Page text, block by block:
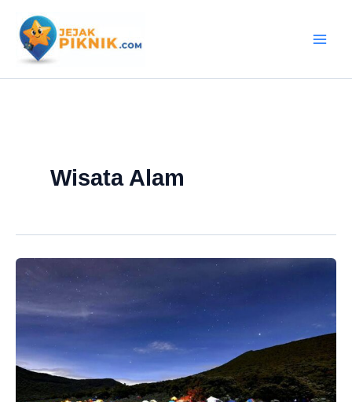
konten
Wisata Alam